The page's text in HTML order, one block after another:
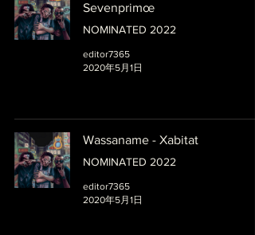
Sevenprimœ
NOMINATED 2022
editor7365
2020年5月1日
Wassaname - Xabitat
NOMINATED 2022
editor7365
2020年5月1日